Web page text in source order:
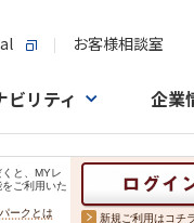
お客様相談室
ビリティ 企業
と、MYレ
ご利用いた
ークとは 新規ご利用はコチ